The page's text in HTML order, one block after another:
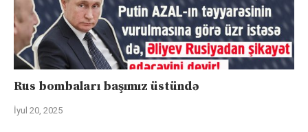
Rus bombaları başımız üstündə
İyul 20, 2025